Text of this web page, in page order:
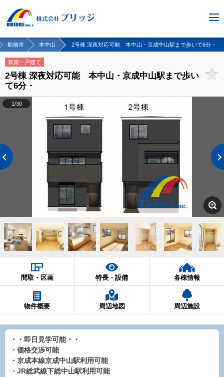
船橋市 本中山 2号棟 深夜対応可能 本中山・京成中山駅まで歩いて6分・
新築一戸建て
2号棟 深夜対応可能 本中山・京成中山駅まで歩い
て6分・
1/30
間取・区画 特長・設備 各棟情報
物件概要 周辺地図 周辺施設
・・即日見学可能・・
・価格交渉可能
・京成本線京成中山駅利用可能
・JR総武線下総中山駅利用可能